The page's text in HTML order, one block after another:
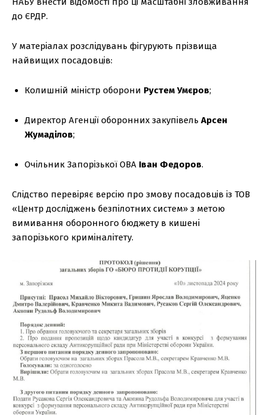
до ЄРДР.
У матеріалах розслідувань фігурують прізвища
найвищих посадовців:
Колишній міністр оборони Рустем Умєров;
Директор Агенції оборонних закупівель Арсен
Жумаділов;
Очільник Запорізької ОВА Іван Федоров.
Слідство перевіряє версію про змову посадовців із ТОВ
«Центр досліджень безпілотних систем» з метою
вимивання оборонного бюджету в кишені
запорізького криміналітету.